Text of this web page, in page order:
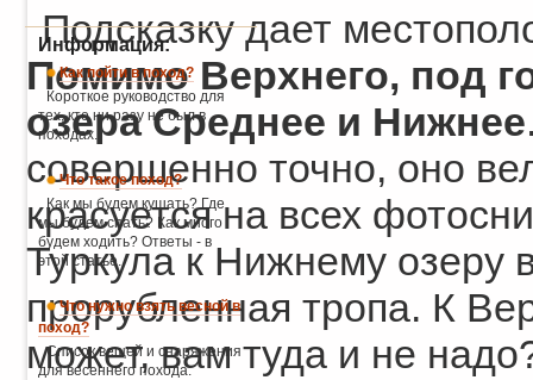
Подсказку дает
Помимо Верхнего, под
озера Среднее и Нижнее
совершенно точно, оно
красуется на всех
Туркула к Нижнему озеру
прорубленная тропа. К
может, вам туда и не
Информация:
Как пойти в поход?
Короткое руководство для
тех, кто ни разу не был в
походах.
Что такое поход?
Как мы будем кушать? Где
мы будем спать? Как много
будем ходить? Ответы - в
этой статье.
Что нужно взять весной в
поход?
Список вещей и снаряжения
для весеннего похода.